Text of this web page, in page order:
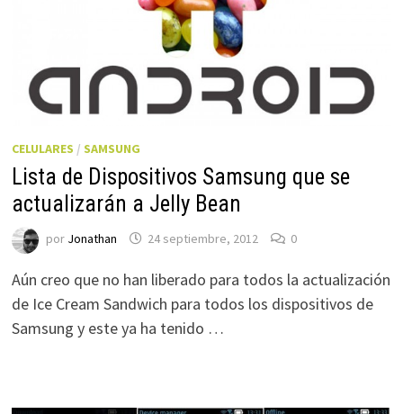
CELULARES / SAMSUNG
Lista de Dispositivos Samsung que se
actualizarán a Jelly Bean
por Jonathan 24 septiembre, 2012 0
Aún creo que no han liberado para todos la actualización
de Ice Cream Sandwich para todos los dispositivos de
Samsung y este ya ha tenido …